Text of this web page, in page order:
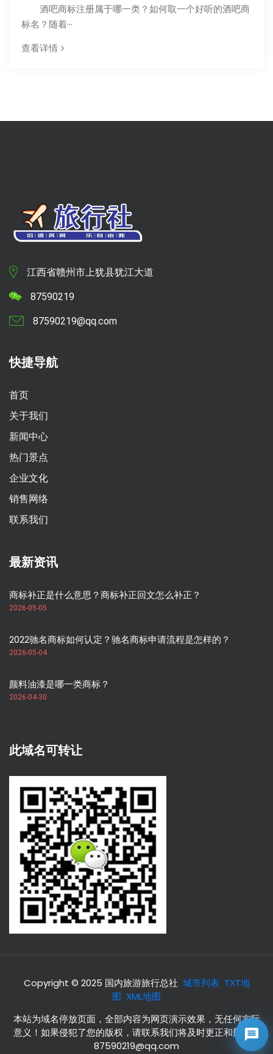
酒吧商标注册属于哪一类？如何取一个好听的酒吧商
标名？随着···
查看详情
江西省赣州市上犹县犹江大道
87590219
87590219@qq.com
快捷导航
首页
关于我们
新闻中心
热门景点
企业文化
销售网络
联系我们
最新资讯
商标补正是什么意思？商标补正回文怎么补正？
2026-05-05
2022驰名商标如何认定？驰名商标申请流程是怎样的？
2026-05-04
颜料油漆是哪一类商标？
2026-04-30
此域名可转让
Copyright © 2025 国内旅游旅行总社 城市列表 TXT地
图 XML地图
本站为域名停放页面，全部内容为网页演示效果，无任何实际
意义！如果侵犯了您的版权，请联系我们将及时更正和删除！
87590219@qq.com